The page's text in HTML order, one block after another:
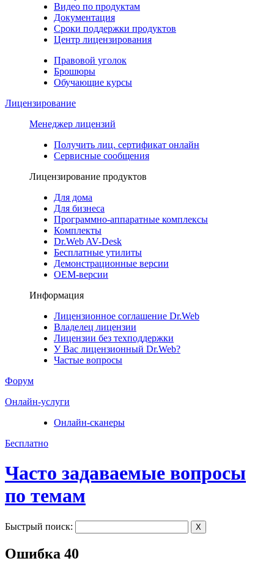
Видео по продуктам
Документация
Сроки поддержки продуктов
Центр лицензирования
Правовой уголок
Брошюры
Обучающие курсы
Лицензирование
Менеджер лицензий
Получить лиц. сертификат онлайн
Сервисные сообщения
Лицензирование продуктов
Для дома
Для бизнеса
Программно-аппаратные комплексы
Комплекты
Dr.Web AV-Desk
Бесплатные утилиты
Демонстрационные версии
ОЕМ-версии
Информация
Лицензионное соглашение Dr.Web
Владелец лицензии
Лицензии без техподдержки
У Вас лицензионный Dr.Web?
Частые вопросы
Форум
Онлайн-услуги
Онлайн-сканеры
Бесплатно
Часто задаваемые вопросы
по темам
Быстрый поиск: X
Ошибка 40